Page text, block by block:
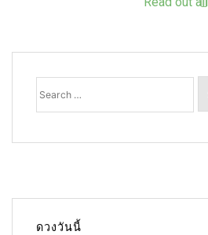
Search
for:
ดวงวันนี้